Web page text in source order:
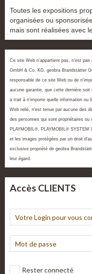
Toutes les expositions
organisées ou
mais sont réalisées avec
Ce site Web n'appartient pas, n'est pas
GmbH & Co. KG. geobra Brandstätter
responsable de ce site Web ou de
aucune garantie, que cette dernière
a trait à n'importe quelle information ou
Web relié, n'est tenue par aucune des
des personnes qui sont propriétaires
PLAYMOBIL®, PLAYMOBIL®
et les images protégées par un droit
exclusive propriété de geobra
leur égard.
Accès CLIENTS
Rester connecté